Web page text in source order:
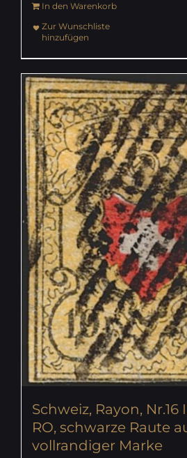
In den Warenkorb
Zur Wunschliste
hinzufügen
Schweiz, Rayon, Nr.16
RO, schwarze Raute
vollrandiger Marke